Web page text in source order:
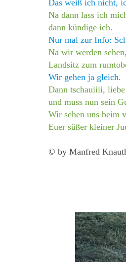
Das weiß ich nicht,
Na dann lass ich
dann kündige ich.
Nur mal zur Info:
Na wir werden
Landsitz zum
Wir gehen ja gleich.
Dann tschauiiii,
und muss nun sein
Wir sehen uns beim
Euer süßer kleiner
© by Manfred